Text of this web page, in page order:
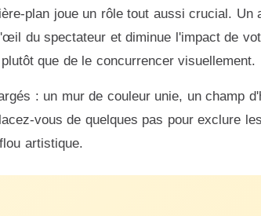
plan joue un rôle tout aussi crucial. Un
du spectateur et diminue l'impact de
que de le concurrencer visuellement.
: un mur de couleur unie, un champ
vous de quelques pas pour exclure
artistique.